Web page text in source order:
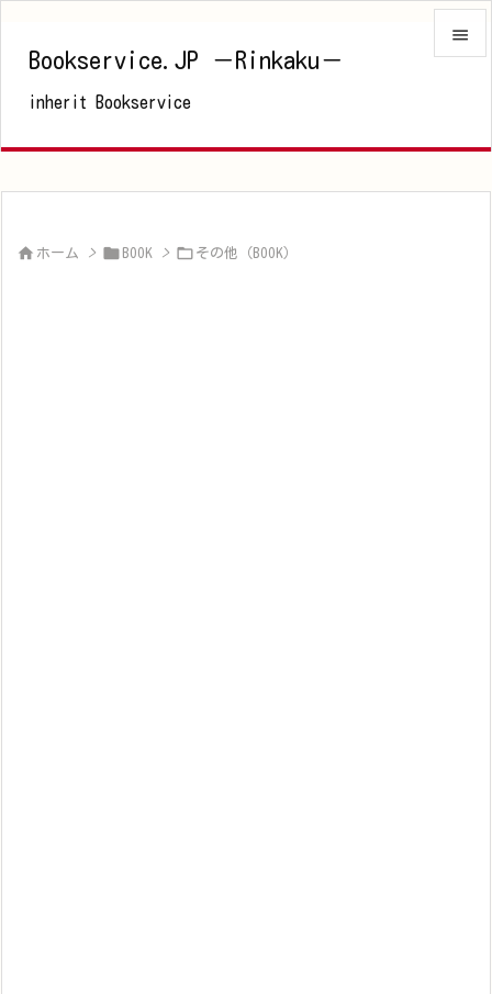
Bookservice.JP －Rinkaku－
inherit Bookservice


 ホーム >  BOOK >  その他（BOOK）